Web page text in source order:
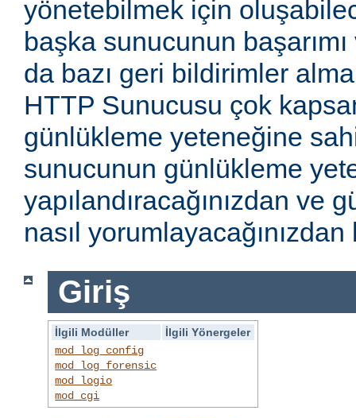
yönetebilmek için
başka sunucunun
da bazı geri bildirimler
HTTP Sunucusu çok
günlükleme yeteneğine
sunucunun günlükleme
yapılandıracağınızdan ve
nasıl
Giriş
İlgili Modüller
İlgili Yönergeler
mod_log_config
mod_log_forensic
mod_logio
mod_cgi